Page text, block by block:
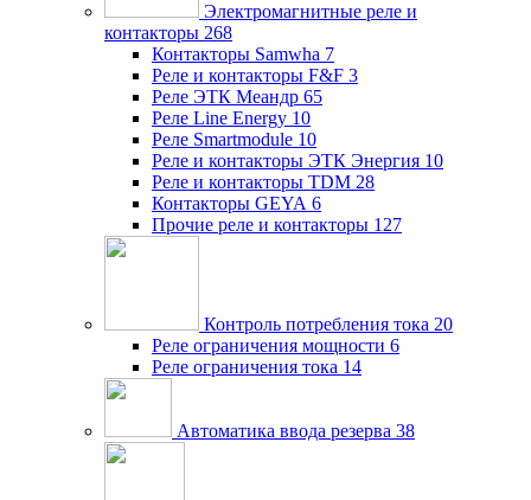
Электромагнитные реле и
контакторы 268
Контакторы Samwha 7
Реле и контакторы F&F 3
Реле ЭТК Меандр 65
Реле Line Energy 10
Реле Smartmodule 10
Реле и контакторы ЭТК Энергия 10
Реле и контакторы TDM 28
Контакторы GEYA 6
Прочие реле и контакторы 127
Контроль потребления тока 20
Реле ограничения мощности 6
Реле ограничения тока 14
Автоматика ввода резерва 38